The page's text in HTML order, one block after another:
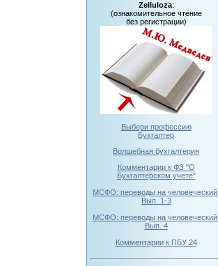
Zelluloza:
(ознакомительное чтение
без регистрации)
Выбери профессию
Бухгалтер
Волшебная бухгалтерия
Комментарии к ФЗ "О
Бухгалтерском учете"
МСФО: переводы на человеческий.
Вып. 1-3
МСФО: переводы на человеческий.
Вып. 4
Комментарии к ПБУ 24